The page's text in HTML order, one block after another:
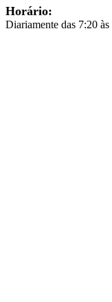
Horário:
Diariamente das 7:20 às